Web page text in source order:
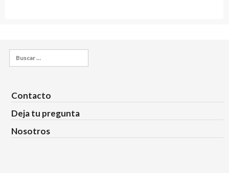
Buscar:
Contacto
Deja tu pregunta
Nosotros